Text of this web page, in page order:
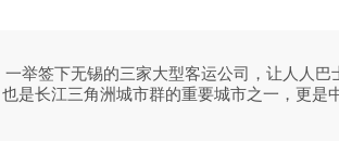
签下无锡的三家大型客运公司，让人人巴
长江三角洲城市群的重要城市之一，更是